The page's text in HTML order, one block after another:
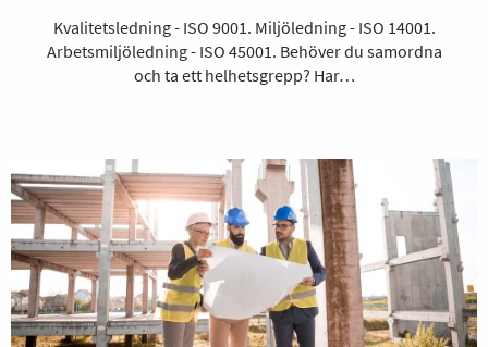
Kvalitetsledning - ISO 9001. Miljöledning - ISO 14001.
Arbetsmiljöledning - ISO 45001. Behöver du samordna
och ta ett helhetsgrepp? Har…